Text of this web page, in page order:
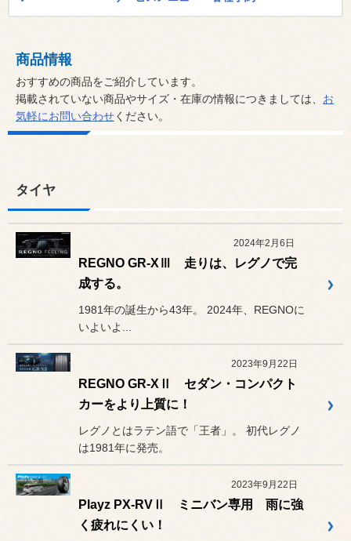
商品情報
おすすめの商品をご紹介しています。
掲載されていない商品やサイズ・在庫の情報につきましては、 お
気軽にお問い合わせください。
タイヤ
2024年2月6日
REGNO GR-XⅢ 走りは、レグノで完
成する。
1981年の誕生から43年。 2024年、REGNOに
いよいよ...
2023年9月22日
REGNO GR-XⅡ セダン・コンパクト
カーをより上質に！
レグノとはラテン語で「王者」。 初代レグノ
は1981年に発売。
2023年9月22日
Playz PX-RVⅡ ミニバン専用 雨に強
く疲れにくい！